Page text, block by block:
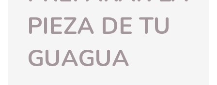
PIEZA DE TU
GUAGUA